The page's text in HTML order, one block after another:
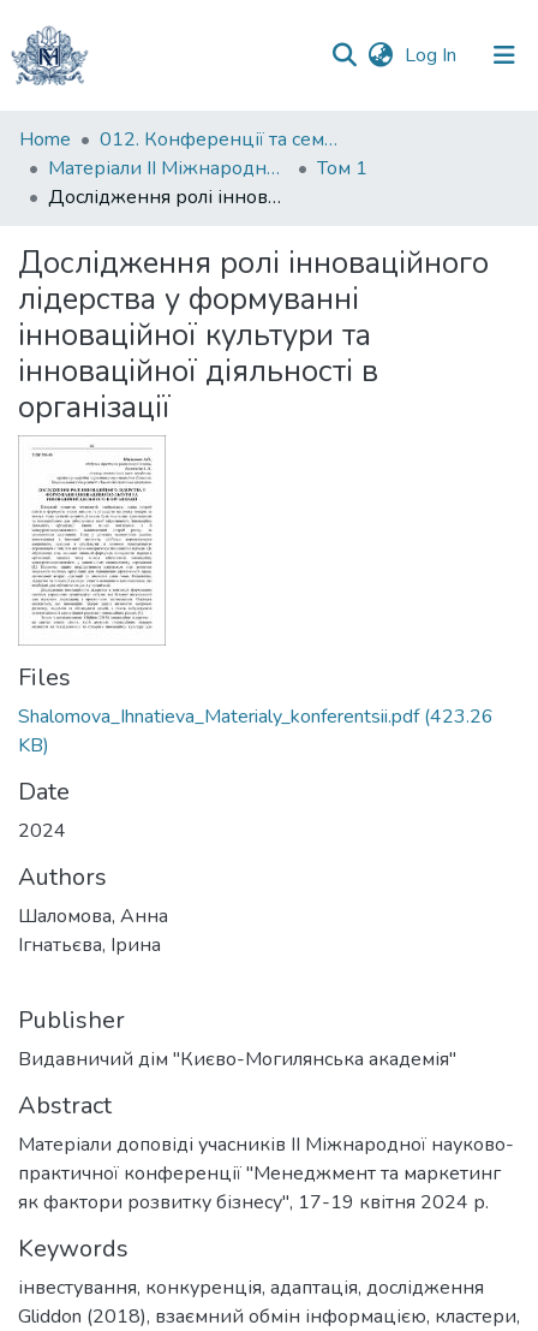
Log In (current)
Communities
&
Collections
Statistics
Home
012. Конференції та семінари НаУКМА
Матеріали II Міжнародної науково-практичної конференції "Менеджмент та маркетинг як фактори розвитку бізнесу", 17-19 квітня 2024 р.
Том 1
Дослідження ролі інноваційного лідерства у формуванні інноваційної культури та інноваційної діяльності в організації
Дослідження ролі інноваційного
лідерства у формуванні
інноваційної культури та
інноваційної діяльності в
організації
Files
Shalomova_Ihnatieva_Materialy_konferentsii.pdf(423.26
KB)
Date
2024
Authors
Шаломова, Анна
Ігнатьєва, Ірина
Publisher
Видавничий дім "Києво-Могилянська академія"
Abstract
Матеріали доповіді учасників ІІ Міжнародної науково-
практичної конференції "Менеджмент та маркетинг
як фактори розвитку бізнесу", 17-19 квітня 2024 р.
Keywords
інвестування, конкуренція, адаптація, дослідження
Gliddon (2018), взаємний обмін інформацією, кластери,